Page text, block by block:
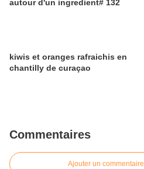
autour d'un ingredient# 132
kiwis et oranges rafraichis en
chantilly de curaçao
Commentaires
Ajouter un commentaire